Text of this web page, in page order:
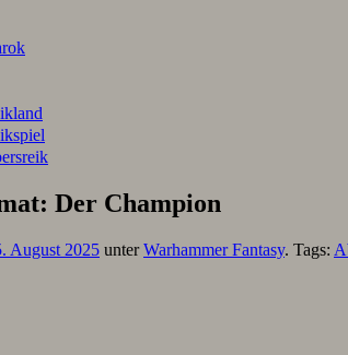
Der Champion
August 2025 unterWarhammer Fantasy. Tags: